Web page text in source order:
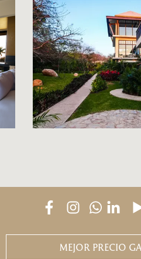
MEJOR PRECIO